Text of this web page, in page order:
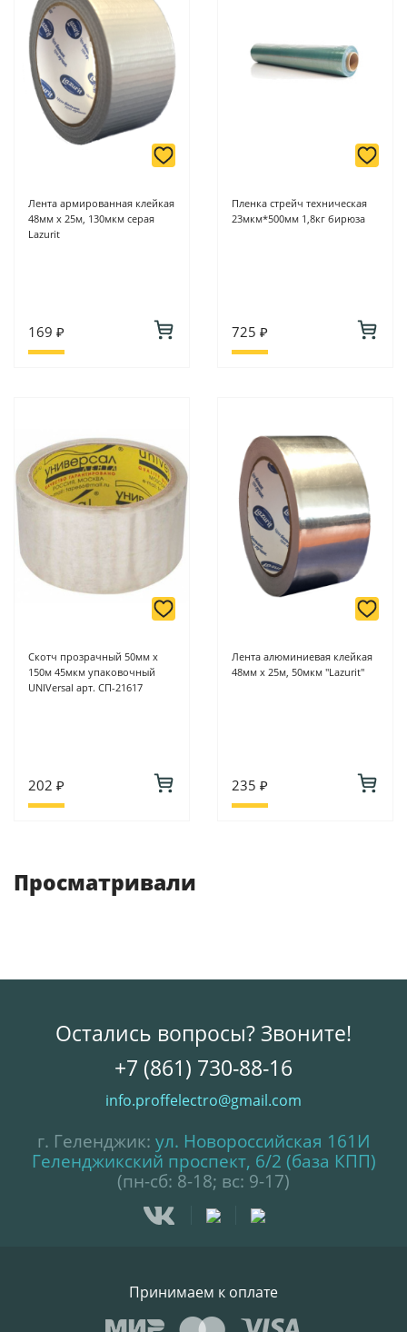
Для юридических лиц: переводом на расчетный счет при
онлайн оплате заказа на сайте.
Подробнее о способах оплаты можно узнать здесь - "Оплата"
Лента армированная клейкая
48мм х 25м, 130мкм серая
Lazurit
169 ₽
Пленка стрейч техническая
23мкм*500мм 1,8кг бирюза
725 ₽
Скотч прозрачный 50мм х
150м 45мкм упаковочный
UNIVersal арт. СП-21617
202 ₽
Лента алюминиевая клейкая
48мм х 25м, 50мкм "Lazurit"
235 ₽
Просматривали
Остались вопросы? Звоните!
+7 (861) 730-88-16
info.proffelectro@gmail.com
г. Геленджик: ул. Новороссийская 161И
Геленджикский проспект, 6/2 (база КПП)
(пн-сб: 8-18; вс: 9-17)
Принимаем к оплате